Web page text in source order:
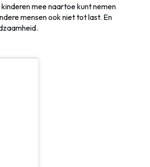
mee naartoe kunt nemen
mensen ook niet tot last. En